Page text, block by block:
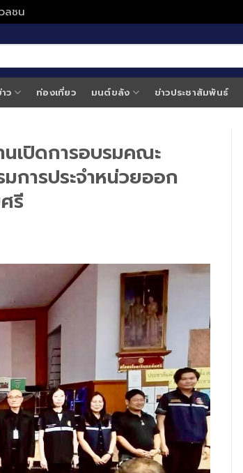
ลชน
ว ท่องเที่ยว มนต์ขลัง ข่าวประชาสัมพันธ์
นเปิดการอบรมคณะ
การประจำหน่วยออก
รี